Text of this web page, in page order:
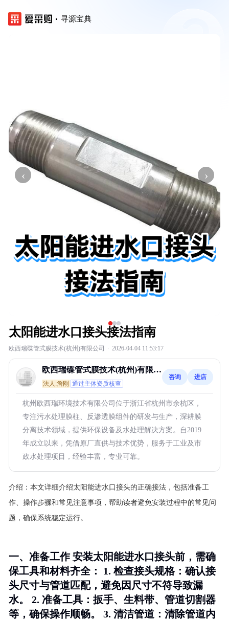
寻源宝典
‹ ›
太阳能进水口接头接法指南
欧西瑞碟管式膜技术(杭州)有限公司 · 2026-04-04 11:53:17
欧西瑞碟管式膜技术(杭州)有限公
司
法人:詹刚 通过主体资质核查
咨询 进店
杭州欧西瑞环境技术有限公司位于浙江省杭州市余杭区，
专注污水处理膜柱、反渗透膜组件的研发与生产，深耕膜
分离技术领域，提供环保设备及水处理解决方案。自2019
年成立以来，凭借原厂直供与技术优势，服务于工业及市
政水处理项目，经验丰富，专业可靠。
介绍： 本文详细介绍太阳能进水口接头的正确接法，包括准备工
作、操作步骤和常见注意事项，帮助读者避免安装过程中的常见问
题，确保系统稳定运行。
一、准备工作 安装太阳能进水口接头前，需确
保工具和材料齐全： 1. 检查接头规格：确认接
头尺寸与管道匹配，避免因尺寸不符导致漏
水。 2. 准备工具 ：扳手、生料带、管道切割器
等，确保操作顺畅。 3. 清洁管道 ：清除管道内